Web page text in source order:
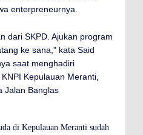
enterpreneurnya.
dari SKPD. Ajukan program
ke sana," kata Said
saat menghadiri
Kepulauan Meranti,
Jalan Banglas
di Kepulauan Meranti sudah